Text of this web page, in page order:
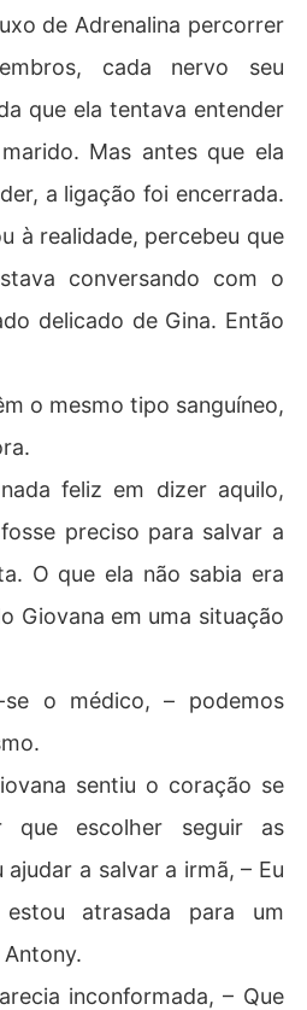
de Adrenalina percorrer
cada nervo seu
que ela tentava entender
Mas antes que ela
a ligação foi encerrada.
à realidade, percebeu que
conversando com o
delicado de Gina. Então
o mesmo tipo sanguíneo,
feliz em dizer aquilo,
preciso para salvar a
O que ela não sabia era
Giovana em uma situação
o médico, – podemos
sentiu o coração se
que escolher seguir as
a salvar a irmã, – Eu
atrasada para um
inconformada, – Que